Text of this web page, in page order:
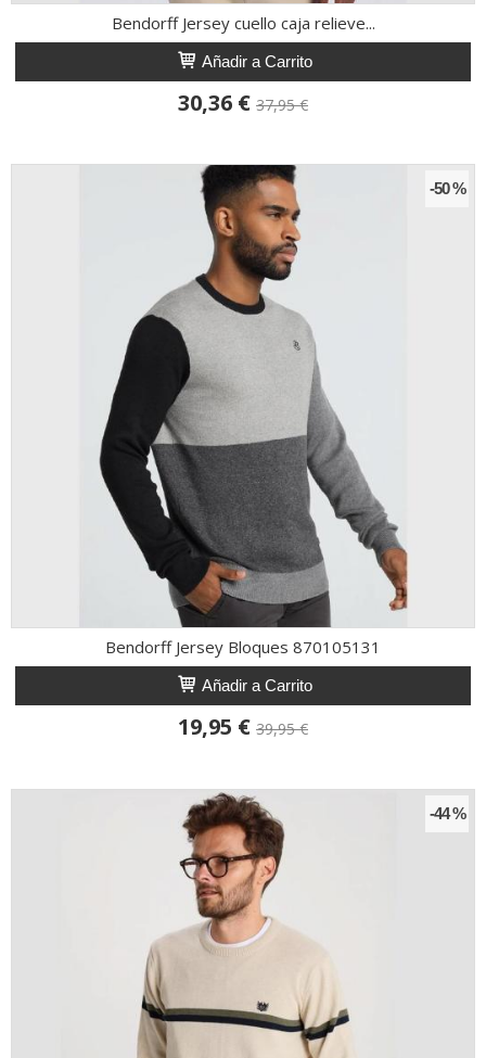
Bendorff Jersey cuello caja relieve...
Añadir a Carrito
30,36 € 37,95 €
-50 %
Bendorff Jersey Bloques 870105131
Añadir a Carrito
19,95 € 39,95 €
-44 %